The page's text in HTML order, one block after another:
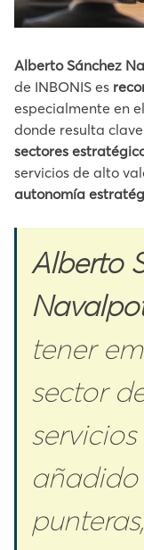
Alberto Sánchez
de INBONIS es
especialmente en
donde resulta
sectores
servicios de alto
autonomía
Alberto
tener
sector
añadido